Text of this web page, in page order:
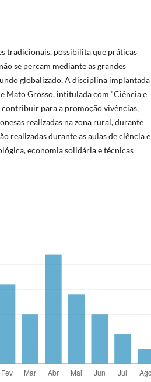
tradicionais, possibilita que práticas
se percam mediante as grandes
globalizado. A disciplina implantada
Mato Grosso, intitulada com “Ciência e
contribuir para a promoção vivências,
realizadas na zona rural, durante
realizadas durante as aulas de ciência e
economia solidária e técnicas